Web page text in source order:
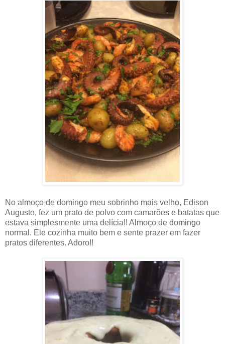
No almoço de domingo meu sobrinho mais velho, Edison
Augusto, fez um prato de polvo com camarões e batatas que
estava simplesmente uma delícia!! Almoço de domingo
normal. Ele cozinha muito bem e sente prazer em fazer
pratos diferentes. Adoro!!